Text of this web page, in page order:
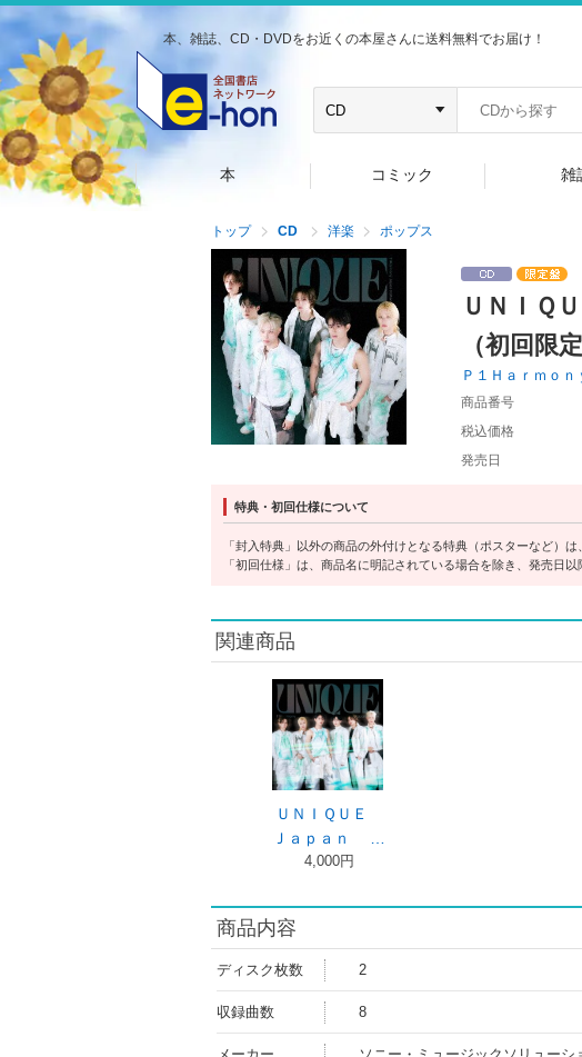
本、雑誌、CD・DVDをお近くの本屋さんに送料無料でお届け！
本 コミック 雑
トップ CD 洋楽 ポップス
ＵＮＩＱ
（初回限
Ｐ１Ｈａｒｍｏｎ
商品番号
税込価格
発売日
特典・初回仕様について
「封入特典」以外の商品の外付けとなる特典（ポスターなど）
「初回仕様」は、商品名に明記されている場合を除き、発売日
関連商品
ＵＮＩＱＵＥ
Ｊａｐａｎ …
4,000円
商品内容
ディスク枚数 2
収録曲数 8